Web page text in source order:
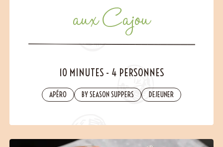
NOUS RENDRE VISITE
Contact
aux Cajou
10 MINUTES - 4 PERSONNES
APÉRO BY SEASON SUPPERS DEJEUNER
désinscrire est possible à tout moment.